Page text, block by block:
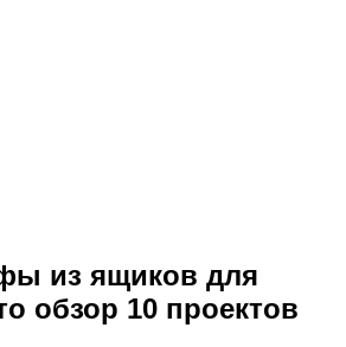
из ящиков для
обзор 10 проектов